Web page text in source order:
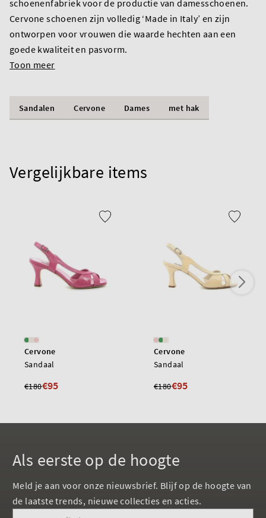
schoenenfabriek voor de productie van damesschoenen.
Cervone schoenen zijn volledig ‘Made in Italy’ en zijn
ontworpen voor vrouwen die waarde hechten aan een
goede kwaliteit en pasvorm.
Toon meer
Sandalen Cervone Dames met hak
Vergelijkbare items
Cervone
Sandaal
€180€95
Cervone
Sandaal
€180€95
Als eerste op de hoogte
Meld je aan voor onze nieuwsbrief. Blijf op de hoogte van
de laatste trends, nieuwe collecties en acties.